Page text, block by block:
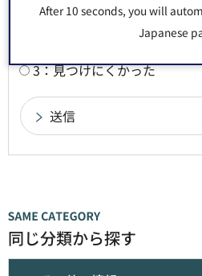
After 10 seconds, you will
Japanese
このページの情報は見つけやすか
1：見つけやすかった
2
3：見つけにくかった
同じ分類から探す